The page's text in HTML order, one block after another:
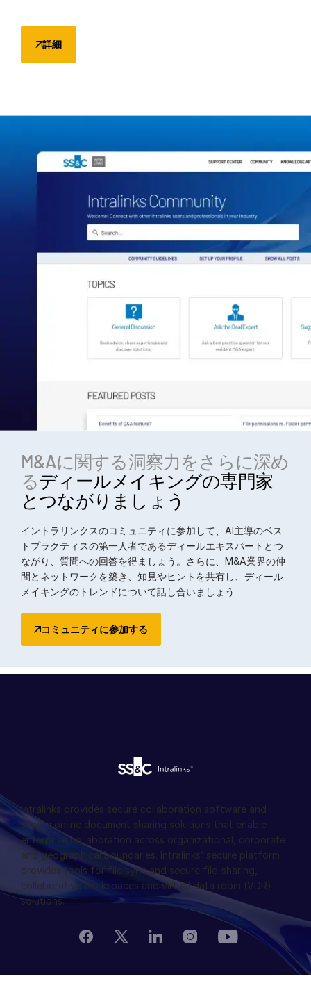
詳細
M&Aに関する洞察力をさらに深め
るディールメイキングの専門家
とつながりましょう
イントラリンクスのコミュニティに参加して、AI主導のベス
トプラクティスの第一人者であるディールエキスパートとつ
ながり、質問への回答を得ましょう。さらに、M&A業界の仲
間とネットワークを築き、知見やヒントを共有し、ディール
メイキングのトレンドについて話し合いましょう
コミュニティに参加する
Intralinks provides secure collaboration software and
secure online document sharing solutions that enable
enterprise collaboration across organizational, corporate
and geographical boundaries. Intralinks’ secure platform
provides tools for file sync and secure file-sharing,
collaborative workspaces and virtual data room (VDR)
solutions.